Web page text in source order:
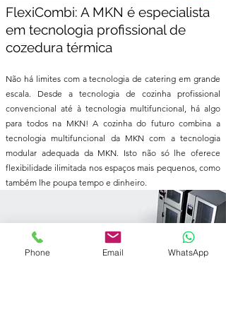
FlexiCombi: A MKN é especialista
em tecnologia profissional de
cozedura térmica
Não há limites com a tecnologia de catering em grande
escala. Desde a tecnologia de cozinha profissional
convencional até à tecnologia multifuncional, há algo
para todos na MKN! A cozinha do futuro combina a
tecnologia multifuncional da MKN com a tecnologia
modular adequada da MKN. Isto não só lhe oferece
flexibilidade ilimitada nos espaços mais pequenos, como
também lhe poupa tempo e dinheiro.
Phone Email WhatsApp